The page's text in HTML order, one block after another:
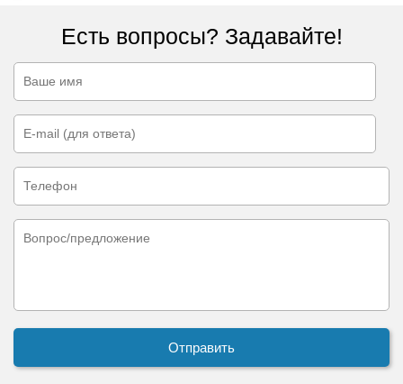
Есть вопросы? Задавайте!